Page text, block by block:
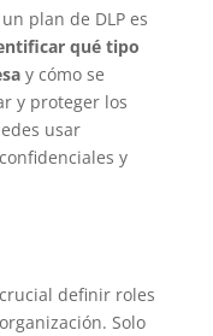
plan de DLP es
qué tipo
y cómo se
y proteger los
usar
y
definir roles
Solo